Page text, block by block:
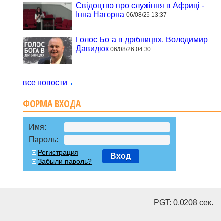
Свідоцтво про служіння в Африці -
Інна Нагорна 06/08/26 13:37
Голос Бога в дрібницях. Володимир
Давидюк 06/08/26 04:30
все новости
ФОРМА ВХОДА
Имя:
Пароль:
Регистрация
Забыли пароль?
Вход
PGT: 0.0208 cек.